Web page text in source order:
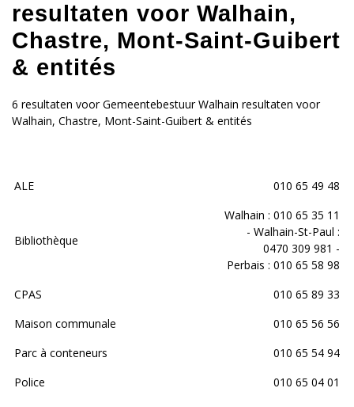
resultaten voor Walhain,
Chastre, Mont-Saint-Guibert
& entités
6 resultaten voor Gemeentebestuur Walhain resultaten voor
Walhain, Chastre, Mont-Saint-Guibert & entités
ALE 010 65 49 48
Bibliothèque
Walhain : 010 65 35 11
- Walhain-St-Paul :
0470 309 981 -
Perbais : 010 65 58 98
CPAS
010 65 89 33
Maison communale
010 65 56 56
Parc à conteneurs
010 65 54 94
Police
010 65 04 01